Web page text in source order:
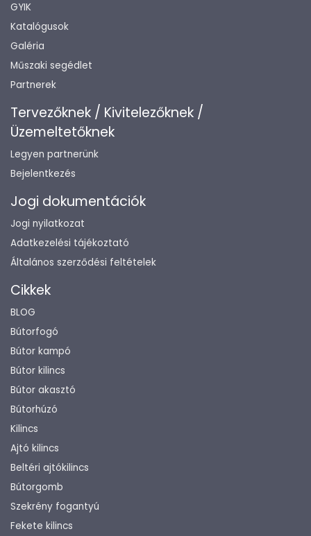
GYIK
Katalógusok
Galéria
Műszaki segédlet
Partnerek
Tervezőknek / Kivitelezőknek /
Üzemeltetőknek
Legyen partnerünk
Bejelentkezés
Jogi dokumentációk
Jogi nyilatkozat
Adatkezelési tájékoztató
Általános szerződési feltételek
Cikkek
BLOG
Bútorfogó
Bútor kampó
Bútor kilincs
Bútor akasztó
Bútorhúzó
Kilincs
Ajtó kilincs
Beltéri ajtókilincs
Bútorgomb
Szekrény fogantyú
Fekete kilincs